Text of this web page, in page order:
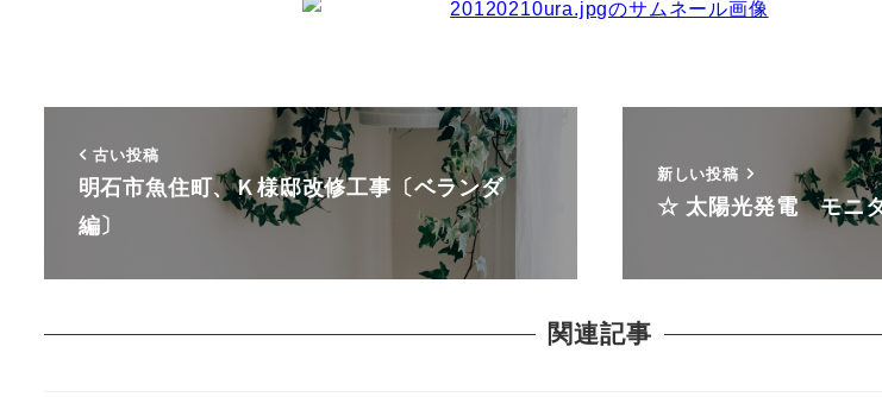
古い投稿
明石市魚住町、Ｋ様邸改修工事〔ベランダ
編〕
新しい投稿
☆ 太陽光発電 モニ
関連記事